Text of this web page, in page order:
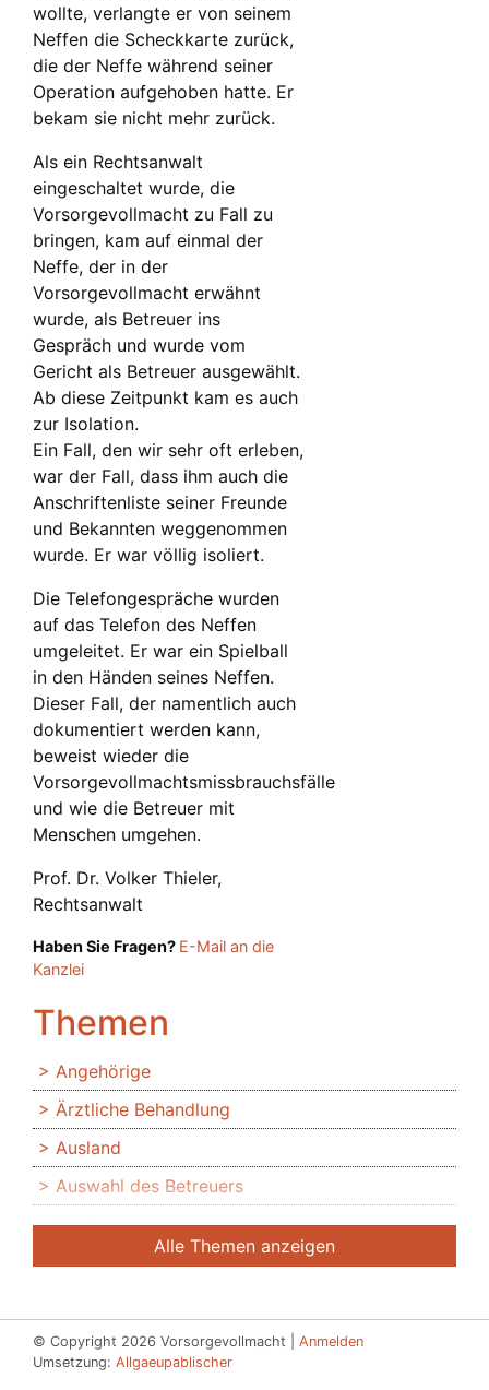
wollte, verlangte er von seinem
Neffen die Scheckkarte zurück,
die der Neffe während seiner
Operation aufgehoben hatte. Er
bekam sie nicht mehr zurück.
Als ein Rechtsanwalt
eingeschaltet wurde, die
Vorsorgevollmacht zu Fall zu
bringen, kam auf einmal der
Neffe, der in der
Vorsorgevollmacht erwähnt
wurde, als Betreuer ins
Gespräch und wurde vom
Gericht als Betreuer ausgewählt.
Ab diese Zeitpunkt kam es auch
zur Isolation.
Ein Fall, den wir sehr oft erleben,
war der Fall, dass ihm auch die
Anschriftenliste seiner Freunde
und Bekannten weggenommen
wurde. Er war völlig isoliert.
Die Telefongespräche wurden
auf das Telefon des Neffen
umgeleitet. Er war ein Spielball
in den Händen seines Neffen.
Dieser Fall, der namentlich auch
dokumentiert werden kann,
beweist wieder die
Vorsorgevollmachtsmissbrauchsfälle
und wie die Betreuer mit
Menschen umgehen.
Prof. Dr. Volker Thieler,
Rechtsanwalt
Haben Sie Fragen? E-Mail an die
Kanzlei
Themen
Angehörige
Ärztliche Behandlung
Ausland
Auswahl des Betreuers
Banken
Bedingte Vollmacht
Beglaubigung
Beratung des Bevollmächtigten durch das
Alle Themen anzeigen
© Copyright 2026 Vorsorgevollmacht | Anmelden
Umsetzung: Allgaeupablischer